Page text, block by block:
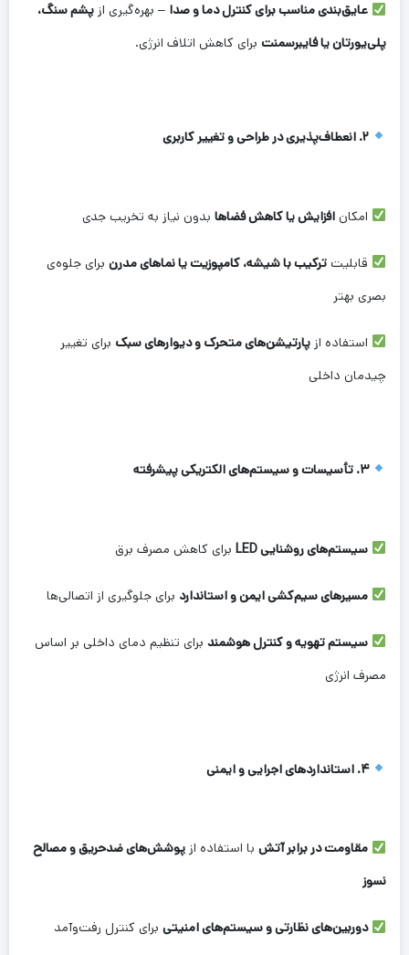
عایق‌بندی مناسب برای کنترل دما و صدا – بهره‌گیری از پشم سنگ،
پلی‌یورتان یا فایبرسمنت برای کاهش اتلاف انرژی.
۲. انعطاف‌پذیری در طراحی و تغییر کاربری
امکان افزایش یا کاهش فضاهابدون نیاز به تخریب جدی
قابلیت ترکیب با شیشه، کامپوزیت یا نماهای مدرنبرای جلوه‌ی
بصری بهتر
استفاده از پارتیشن‌های متحرک و دیوارهای سبک برای تغییر
چیدمان داخلی
۳. تأسیسات و سیستم‌های الکتریکی پیشرفته
سیستم‌های روشنایی LED برای کاهش مصرف برق
مسیرهای سیم‌کشی ایمن و استاندارد برای جلوگیری از اتصالی‌ها
سیستم تهویه و کنترل هوشمندبرای تنظیم دمای داخلی بر اساس
مصرف انرژی
۴. استانداردهای اجرایی و ایمنی
مقاومت در برابر آتشبا استفاده از پوشش‌های ضدحریق و مصالح
نسوز
دوربین‌های نظارتی و سیستم‌های امنیتیبرای کنترل رفت‌وآمد